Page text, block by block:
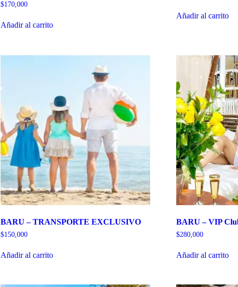
$170,000
Añadir al carrito
Añadir al carrito
BARU – TRANSPORTE EXCLUSIVO
$150,000
Añadir al carrito
BARU – VIP
$280,000
Añadir al carrito